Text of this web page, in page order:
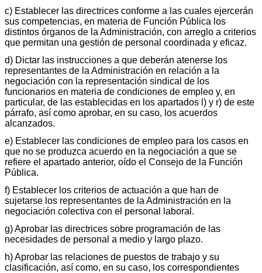
c) Establecer las directrices conforme a las cuales ejercerán
sus competencias, en materia de Función Pública los
distintos órganos de la Administración, con arreglo a criterios
que permitan una gestión de personal coordinada y eficaz.
d) Dictar las instrucciones a que deberán atenerse los
representantes de la Administración en relación a la
negociación con la representación sindical de los
funcionarios en materia de condiciones de empleo y, en
particular, de las establecidas en los apartados l) y r) de este
párrafo, así como aprobar, en su caso, los acuerdos
alcanzados.
e) Establecer las condiciones de empleo para los casos en
que no se produzca acuerdo en la negociación a que se
refiere el apartado anterior, oído el Consejo de la Función
Pública.
f) Establecer los criterios de actuación a que han de
sujetarse los representantes de la Administración en la
negociación colectiva con el personal laboral.
g) Aprobar las directrices sobre programación de las
necesidades de personal a medio y largo plazo.
h) Aprobar las relaciones de puestos de trabajo y su
clasificación, así como, en su caso, los correspondientes